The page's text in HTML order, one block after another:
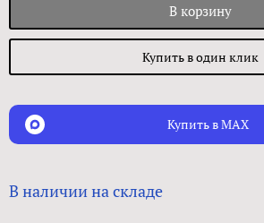
В корзину
Купить в один клик
Купить в MAX
В наличии на складе